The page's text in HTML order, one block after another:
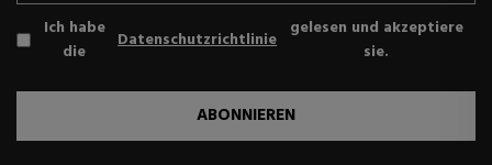
Ich habe
die
Datenschutzrichtlinie gelesen und akzeptiere
sie.
ABONNIEREN